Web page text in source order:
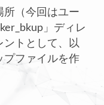
所（今回はユー
」ディレ
ントとして、以
プファイルを作